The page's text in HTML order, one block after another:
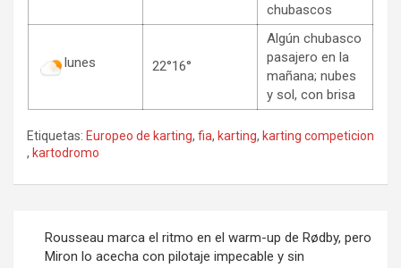
chubascos
lunes 22°16°
Algún chubasco
pasajero en la
mañana; nubes
y sol, con brisa
Etiquetas: Europeo de karting, fia, karting, karting competicion
, kartodromo
Rousseau marca el ritmo en el warm-up de Rødby, pero
Miron lo acecha con pilotaje impecable y sin